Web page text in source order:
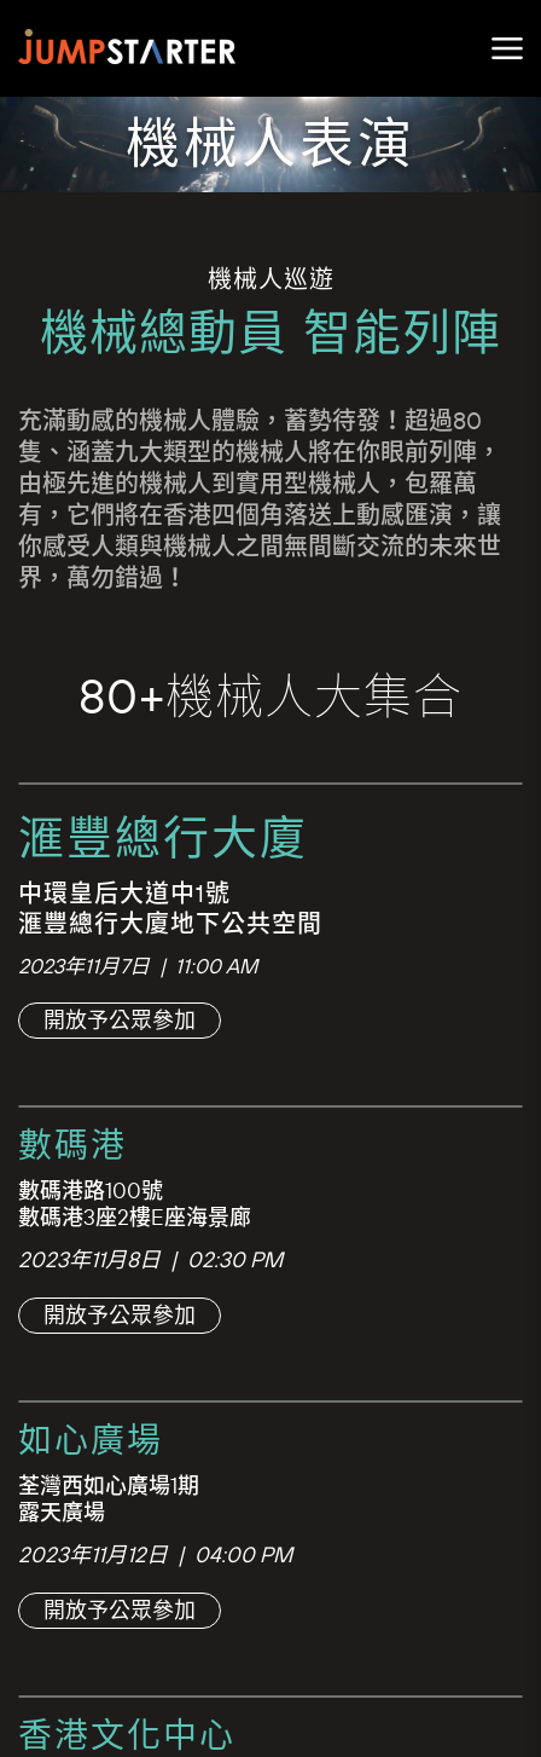
機械人表演
機械人巡遊
機械總動員 智能列陣
充滿動感的機械人體驗，蓄勢待發！超過80
隻、涵蓋九大類型的機械人將在你眼前列陣，
由極先進的機械人到實用型機械人，包羅萬
有，它們將在香港四個角落送上動感匯演，讓
你感受人類與機械人之間無間斷交流的未來世
界，萬勿錯過！
80+機械人大集合
滙豐總行大廈
中環皇后大道中1號
滙豐總行大廈地下公共空間
2023年11月7日 | 11:00 AM
開放予公眾參加
數碼港
數碼港路100號
數碼港3座2樓E座海景廊
2023年11月8日 | 02:30 PM
開放予公眾參加
如心廣場
荃灣西如心廣場1期
露天廣場
2023年11月12日 | 04:00 PM
開放予公眾參加
香港文化中心